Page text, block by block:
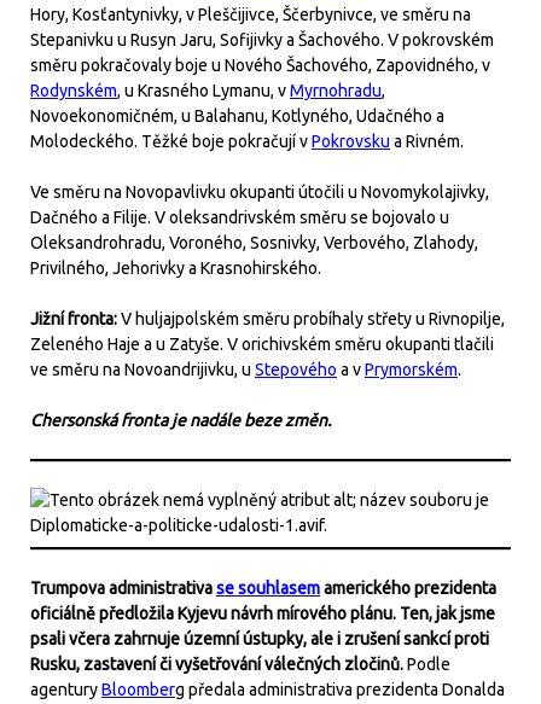
Hory, Kosťantynivky, v Pleščijivce, Ščerbynivce, ve směru na
Stepanivku u Rusyn Jaru, Sofijivky a Šachového. V pokrovském
směru pokračovaly boje u Nového Šachového, Zapovidného, v
Rodynském, u Krasného Lymanu, vMyrnohradu,
Novoekonomičném, u Balahanu, Kotlyného, Udačného a
Molodeckého. Těžké boje pokračují vPokrovsku a Rivném.
Ve směru na Novopavlivku okupanti útočili u Novomykolajivky,
Dačného a Filije. V oleksandrivském směru se bojovalo u
Oleksandrohradu, Voroného, Sosnivky, Verbového, Zlahody,
Privilného, Jehorivky a Krasnohirského.
Jižní fronta:V huljajpolském směru probíhaly střety u Rivnopilje,
Zeleného Haje a u Zatyše. V orichivském směru okupanti tlačili
ve směru na Novoandrijivku, u Stepového a vPrymorském.
Chersonská fronta je nadále beze změn.
Trumpova administrativase souhlasemamerického prezidenta
oficiálně předložila Kyjevu návrh mírového plánu. Ten, jak jsme
psali včera zahrnuje územní ústupky, ale i zrušení sankcí proti
Rusku, zastavení či vyšetřování válečných zločinů.Podle
agenturyBloomberg předala administrativa prezidenta Donalda